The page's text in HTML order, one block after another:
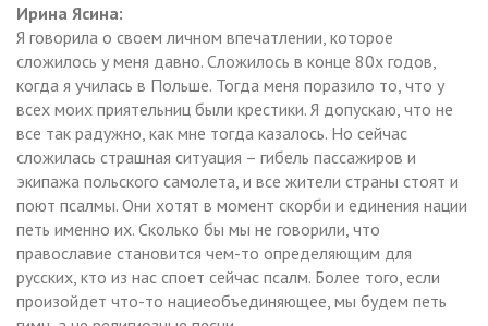
Ирина Ясина:
Я говорила о своем личном впечатлении, которое
сложилось у меня давно. Сложилось в конце 80х годов,
когда я училась в Польше. Тогда меня поразило то, что у
всех моих приятельниц были крестики. Я допускаю, что не
все так радужно, как мне тогда казалось. Но сейчас
сложилась страшная ситуация – гибель пассажиров и
экипажа польского самолета, и все жители страны стоят и
поют псалмы. Они хотят в момент скорби и единения нации
петь именно их. Сколько бы мы не говорили, что
православие становится чем-то определяющим для
русских, кто из нас споет сейчас псалм. Более того, если
произойдет что-то нациеобъединяющее, мы будем петь